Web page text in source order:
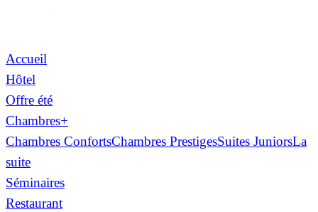
Accueil
Hôtel
Offre été
Chambres+
Chambres ConfortsChambres PrestigesSuites JuniorsLa
suite
Séminaires
Restaurant